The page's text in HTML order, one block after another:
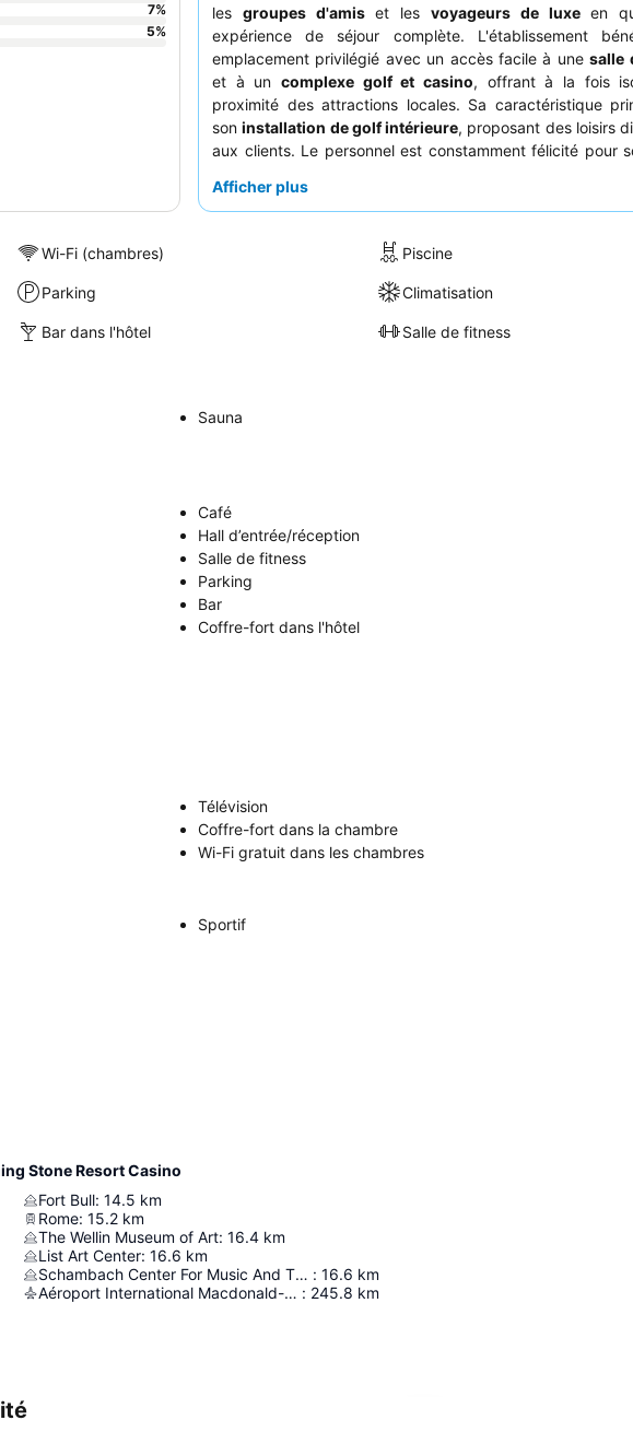
les groupes d'amiset lesvoyageurs de luxeen
expérience de séjour complète. L'établissement
emplacement privilégié avec un accès facile à unesalle
et à un complexe golf et casino, offrant à la fois
proximité des attractions locales. Sa caractéristique
soninstallation de golf intérieure, proposant des loisirs
aux clients. Le personnel est constamment félicité pour
restauration et de boissons
séjour vraiment haut de gamme, pensez à demander
éloignée des zones très fréquentées pour un calme optimal.
Afficher plus
7%
5%
Wi-Fi (chambres) Piscine
Parking Climatisation
Bar dans l'hôtel
Salle de fitness
Sauna
Café
Hall d’entrée/réception
Salle de fitness
Parking
Bar
Coffre-fort dans l'hôtel
Télévision
Coffre-fort dans la chambre
Wi-Fi gratuit dans les chambres
Sportif
Stone Resort Casino
Fort Bull: 14.5 km
Rome: 15.2 km
The Wellin Museum of Art: 16.4 km
List Art Center: 16.6 km
Schambach Center For Music And The Performing Arts : 16.6 km
Aéroport International Macdonald-Cartier : 245.8 km